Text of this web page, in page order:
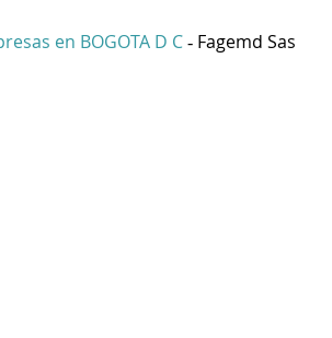
en BOGOTA D C - Fagemd Sas